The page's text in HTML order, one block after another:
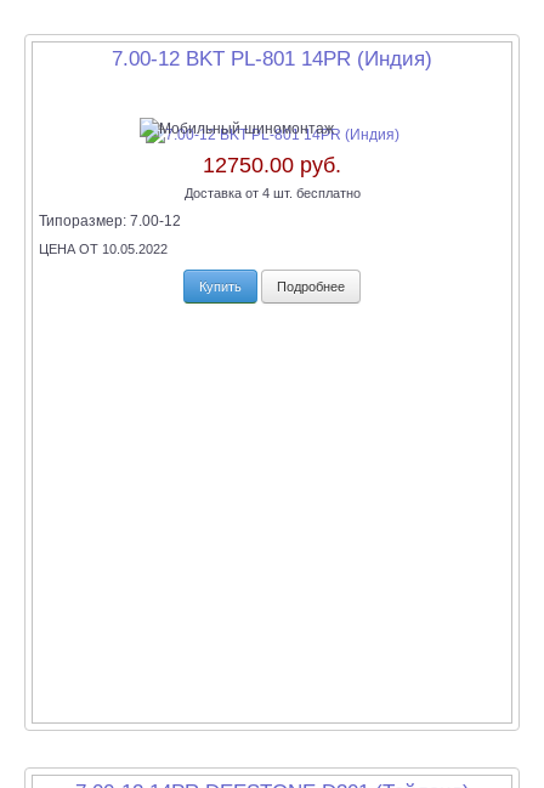
7.00-12 BKT PL-801 14PR (Индия)
12750.00 руб.
Доставка от 4 шт. бесплатно
Типоразмер: 7.00-12
ЦЕНА ОТ 10.05.2022
Купить Подробнее